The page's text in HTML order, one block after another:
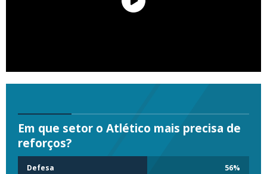
Em que setor o Atlético mais precisa de
reforços?
Defesa 56%